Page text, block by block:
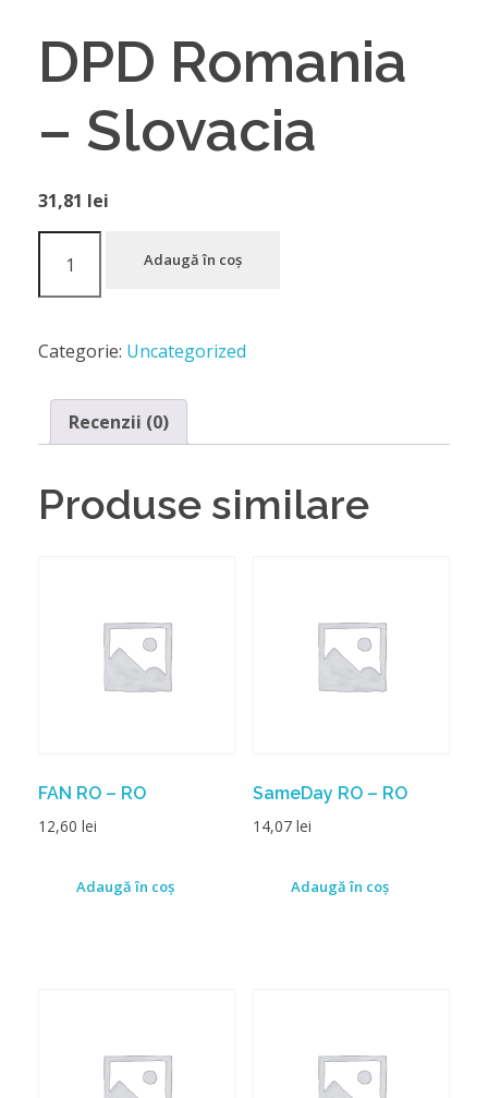
DPD Romania
– Slovacia
31,81 lei
Adaugă în coș
Categorie: Uncategorized
Recenzii (0)
Produse similare
FAN RO – RO
12,60 lei
Adaugă în coș
SameDay RO – RO
14,07 lei
Adaugă în coș